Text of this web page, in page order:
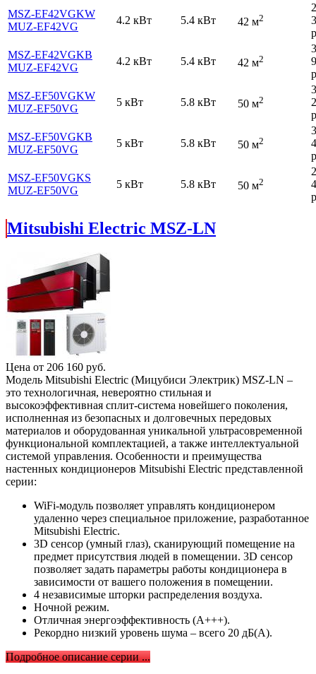
MSZ-EF42VGKW
MUZ-EF42VG
4.2 кВт 5.4 кВт 42 м2
MSZ-EF42VGKB
MUZ-EF42VG
4.2 кВт 5.4 кВт 42 м2
MSZ-EF50VGKW
MUZ-EF50VG
5 кВт 5.8 кВт 50 м2
MSZ-EF50VGKB
MUZ-EF50VG
5 кВт 5.8 кВт 50 м2
MSZ-EF50VGKS
MUZ-EF50VG
5 кВт 5.8 кВт 50 м2
Mitsubishi Electric MSZ-LN
Цена от 206 160 руб.
Модель Mitsubishi Electric (Мицубиси Электрик) MSZ-LN –
это технологичная, невероятно стильная и
высокоэффективная сплит-система новейшего поколения,
исполненная из безопасных и долговечных передовых
материалов и оборудованная уникальной ультрасовременной
функциональной комплектацией, а также интеллектуальной
системой управления. Особенности и преимущества
настенных кондиционеров Mitsubishi Electric представленной
серии:
WiFi-модуль позволяет управлять кондиционером
удаленно через специальное приложение, разработанное
Mitsubishi Electric.
3D сенсор (умный глаз), сканирующий помещение на
предмет присутствия людей в помещении. 3D сенсор
позволяет задать параметры работы кондиционера в
зависимости от вашего положения в помещении.
4 независимые шторки распределения воздуха.
Ночной режим.
Отличная энергоэффективность (А+++).
Рекордно низкий уровень шума – всего 20 дБ(А).
Подробное описание серии ...